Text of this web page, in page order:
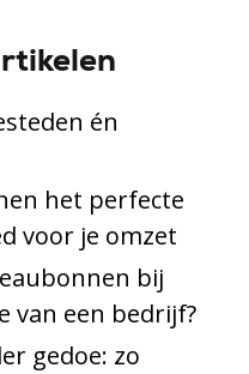
én
het perfecte
voor je omzet
bij
van een bedrijf?
gedoe: zo